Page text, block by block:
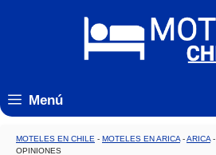
Menú
MOTELES EN CHILE - MOTELES EN ARICA-ARICA-
OPINIONES